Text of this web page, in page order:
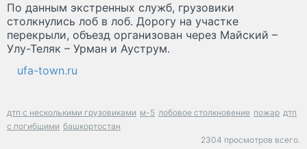
По данным экстренных служб, грузовики
столкнулись лоб в лоб. Дорогу на участке
перекрыли, объезд организован через Майский –
Улу-Теляк – Урман и Ауструм.
ufa-town.ru
дтп с несколькими грузовиками м-5 лобовое столкновение пожар дтп
с погибшими башкортостан
2304 просмотров всего.